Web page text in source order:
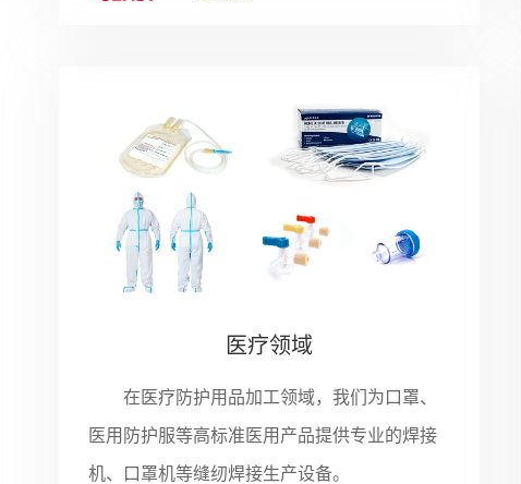
医疗领域
在医疗防护用品加工领域，我们为口罩、
医用防护服等高标准医用产品提供专业的焊接
机、口罩机等缝纫焊接生产设备。